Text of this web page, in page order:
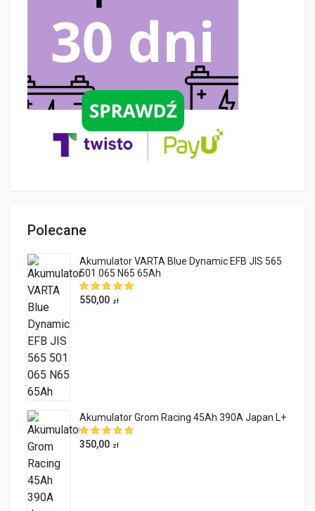
Polecane
Akumulator VARTA Blue Dynamic EFB JIS 565
501 065 N65 65Ah
550,00 zł
Akumulator Grom Racing 45Ah 390A Japan L+
350,00 zł